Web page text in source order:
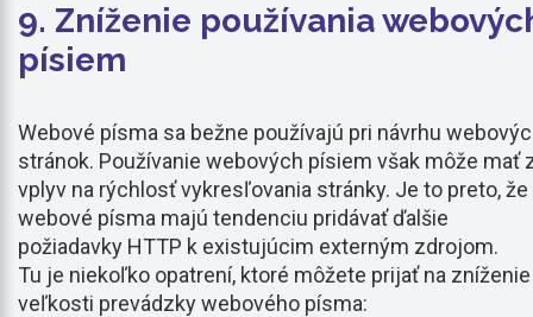
9. Zníženie používania
písiem
Webové písma sa bežne používajú pri návrhu
stránok. Používanie webových písiem však môže mať
vplyv na rýchlosť vykresľovania stránky. Je to preto, že
webové písma majú tendenciu pridávať ďalšie
požiadavky HTTP k existujúcim externým zdrojom.
Tu je niekoľko opatrení, ktoré môžete prijať na zníženie
veľkosti prevádzky webového písma: